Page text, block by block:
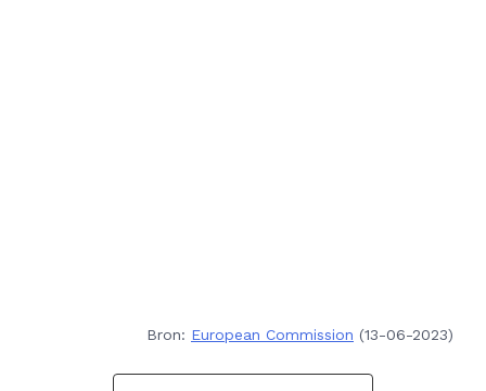
Bron: European Commission (13-06-2023)